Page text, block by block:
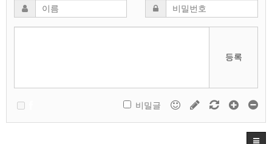
등록
비밀글